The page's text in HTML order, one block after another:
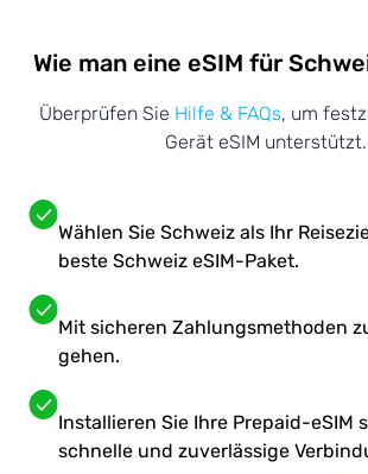
Wie man eine eSIM für
Überprüfen Sie Hilfe & FAQs, um
Gerät eSIM unterstützt.
Wählen Sie Schweiz als Ihr
beste Schweiz eSIM-Paket.
Mit sicheren Zahlungsmethoden
gehen.
Installieren Sie Ihre Prepaid-eSIM
schnelle und zuverlässige